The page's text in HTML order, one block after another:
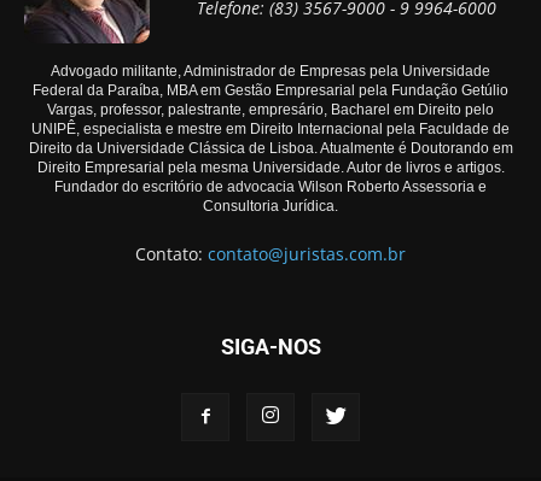
Telefone: (83) 3567-9000 - 9 9964-6000
Advogado militante, Administrador de Empresas pela Universidade
Federal da Paraíba, MBA em Gestão Empresarial pela Fundação Getúlio
Vargas, professor, palestrante, empresário, Bacharel em Direito pelo
UNIPÊ, especialista e mestre em Direito Internacional pela Faculdade de
Direito da Universidade Clássica de Lisboa. Atualmente é Doutorando em
Direito Empresarial pela mesma Universidade. Autor de livros e artigos.
Fundador do escritório de advocacia Wilson Roberto Assessoria e
Consultoria Jurídica.
Contato: contato@juristas.com.br
SIGA-NOS